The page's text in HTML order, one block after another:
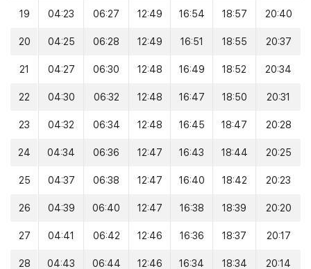
19 04:23 06:27 12:49 16:54 18:57 20:40
20 04:25 06:28 12:49 16:51 18:55 20:37
21 04:27 06:30 12:48 16:49 18:52 20:34
22 04:30 06:32 12:48 16:47 18:50 20:31
23 04:32 06:34 12:48 16:45 18:47 20:28
24 04:34 06:36 12:47 16:43 18:44 20:25
25 04:37 06:38 12:47 16:40 18:42 20:23
26 04:39 06:40 12:47 16:38 18:39 20:20
27 04:41 06:42 12:46 16:36 18:37 20:17
28 04:43 06:44 12:46 16:34 18:34 20:14